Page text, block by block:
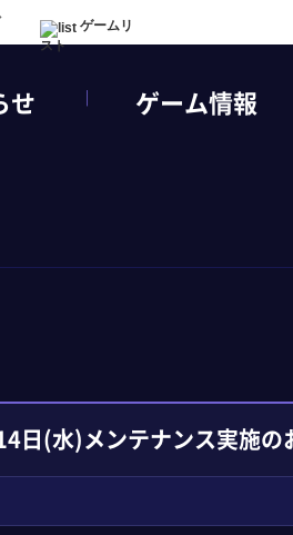
ゲームリ
スト
せ ゲーム情報
日(水)メンテナンス実施の